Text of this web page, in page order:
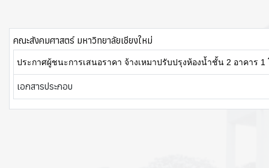
คณะสังคมศาสตร์ มหาวิทยาลัยเชียงใหม่
ประกาศผู้ชนะการเสนอราคา จ้างเหมาปรับปรุงห้องน้ำชั้น 2 อาคาร 1
เอกสารประกอบ